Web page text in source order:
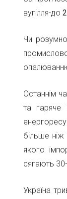
вугілля-до
Чи
Останнім
та гаряче
більше ніж
якого
сягають
Україна